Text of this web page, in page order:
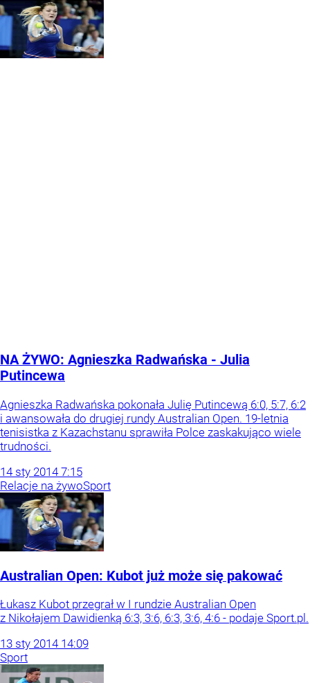
NA ŻYWO: Agnieszka Radwańska - Julia
Putincewa
Agnieszka Radwańska pokonała Julię Putincewą 6:0, 5:7, 6:2
i awansowała do drugiej rundy Australian Open. 19-letnia
tenisistka z Kazachstanu sprawiła Polce zaskakująco wiele
trudności.
14 sty 2014 7:15
Relacje na żywoSport
Australian Open: Kubot już może się pakować
Łukasz Kubot przegrał w I rundzie Australian Open
z Nikołajem Dawidienką 6:3, 3:6, 6:3, 3:6, 4:6 - podaje Sport.pl.
13 sty 2014 14:09
Sport